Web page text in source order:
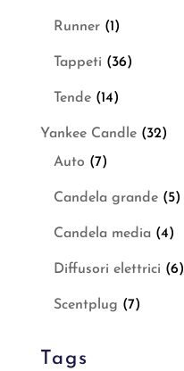
Runner (1)
Tappeti (36)
Tende (14)
Yankee Candle (32)
Auto (7)
Candela grande (5)
Candela media (4)
Diffusori elettrici (6)
Scentplug (7)
Tags